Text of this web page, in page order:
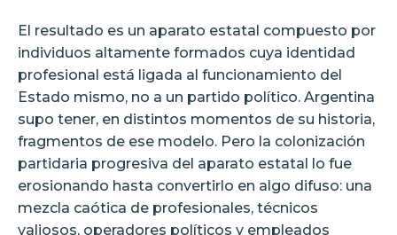
El resultado es un aparato estatal compuesto por
individuos altamente formados cuya identidad
profesional está ligada al funcionamiento del
Estado mismo, no a un partido político. Argentina
supo tener, en distintos momentos de su historia,
fragmentos de ese modelo. Pero la colonización
partidaria progresiva del aparato estatal lo fue
erosionando hasta convertirlo en algo difuso: una
mezcla caótica de profesionales, técnicos
valiosos, operadores políticos y empleados